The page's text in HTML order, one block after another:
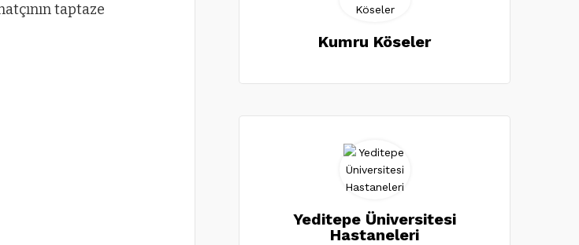
taptaze
Kumru Köseler
Yeditepe Üniversitesi
Hastaneleri